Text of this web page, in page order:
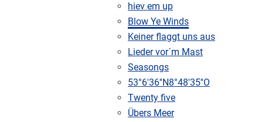
hiev em up
Blow Ye Winds
Keiner flaggt uns aus
Lieder vor´m Mast
Seasongs
53°6'36''N8°48'35''O
Twenty five
Übers Meer